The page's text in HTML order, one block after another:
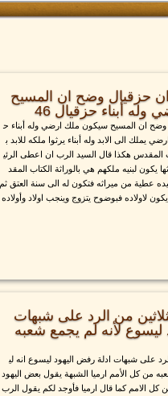
ان حزقيال وضح ان المسيح
أبناء حزقيال 46
وضح ان المسيح سيكون ملك ارضي وله أبناء ح
يملك الى الابد وله أبناء يرثوا ملكه للابد ب
المقدس هكذا قال السيد الرب ان اعطى الرئي
يكون لبنيه ملكهم هي بالوراثة الكتاب المقد
عطية من ميراثه فتكون له الى سنة العتق ثم
لاولاده فبوضوح يتزوج وينجب اولاد وأولاده
من الرد على شبهات
ليسوع لأنه لم يجمع شعبه
على شبهات ادلة رفض اليهود ليسوع انه لي
من كل الأمم ارميا الشبهة يقول بعض اليهود
الامم كما قال ارميا فأوجد لكم يقول الرب